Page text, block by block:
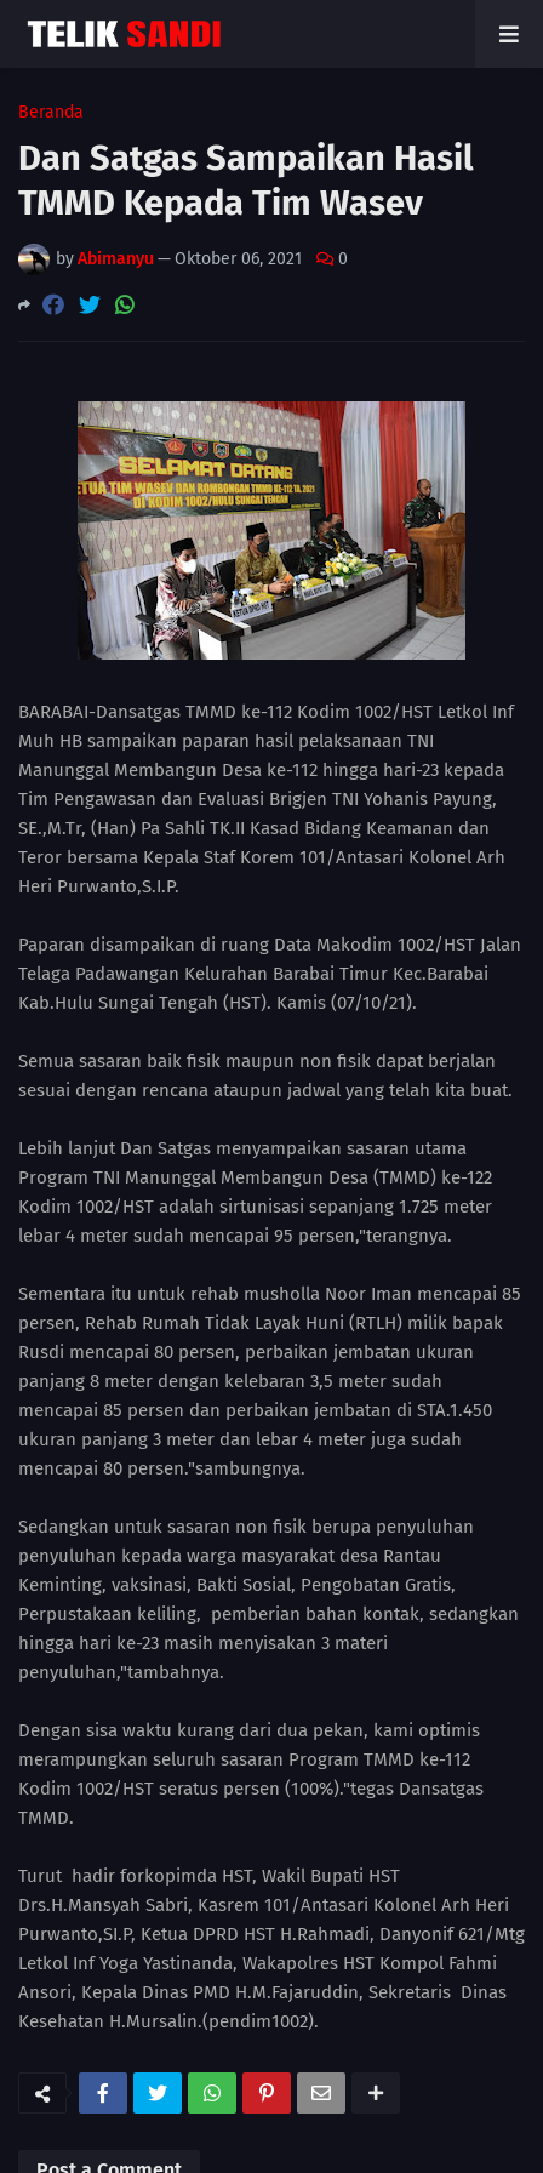
Beranda
Dan Satgas Sampaikan Hasil
TMMD Kepada Tim Wasev
byAbimanyu —Oktober 06, 2021 0
BARABAI-Dansatgas TMMD ke-112 Kodim 1002/HST Letkol Inf
Muh HB sampaikan paparan hasil pelaksanaan TNI
Manunggal Membangun Desa ke-112 hingga hari-23 kepada
Tim Pengawasan dan Evaluasi Brigjen TNI Yohanis Payung,
SE.,M.Tr, (Han) Pa Sahli TK.II Kasad Bidang Keamanan dan
Teror bersama Kepala Staf Korem 101/Antasari Kolonel Arh
Heri Purwanto,S.I.P.
Paparan disampaikan di ruang Data Makodim 1002/HST Jalan
Telaga Padawangan Kelurahan Barabai Timur Kec.Barabai
Kab.Hulu Sungai Tengah (HST). Kamis (07/10/21).
Semua sasaran baik fisik maupun non fisik dapat berjalan
sesuai dengan rencana ataupun jadwal yang telah kita buat.
Lebih lanjut Dan Satgas menyampaikan sasaran utama
Program TNI Manunggal Membangun Desa (TMMD) ke-122
Kodim 1002/HST adalah sirtunisasi sepanjang 1.725 meter
lebar 4 meter sudah mencapai 95 persen,"terangnya.
Sementara itu untuk rehab musholla Noor Iman mencapai 85
persen, Rehab Rumah Tidak Layak Huni (RTLH) milik bapak
Rusdi mencapai 80 persen, perbaikan jembatan ukuran
panjang 8 meter dengan kelebaran 3,5 meter sudah
mencapai 85 persen dan perbaikan jembatan di STA.1.450
ukuran panjang 3 meter dan lebar 4 meter juga sudah
mencapai 80 persen."sambungnya.
Sedangkan untuk sasaran non fisik berupa penyuluhan
penyuluhan kepada warga masyarakat desa Rantau
Keminting, vaksinasi, Bakti Sosial, Pengobatan Gratis,
Perpustakaan keliling, pemberian bahan kontak, sedangkan
hingga hari ke-23 masih menyisakan 3 materi
penyuluhan,"tambahnya.
Dengan sisa waktu kurang dari dua pekan, kami optimis
merampungkan seluruh sasaran Program TMMD ke-112
Kodim 1002/HST seratus persen (100%)."tegas Dansatgas
TMMD.
Turut hadir forkopimda HST, Wakil Bupati HST
Drs.H.Mansyah Sabri, Kasrem 101/Antasari Kolonel Arh Heri
Purwanto,SI.P, Ketua DPRD HST H.Rahmadi, Danyonif 621/Mtg
Letkol Inf Yoga Yastinanda, Wakapolres HST Kompol Fahmi
Ansori, Kepala Dinas PMD H.M.Fajaruddin, Sekretaris Dinas
Kesehatan H.Mursalin.(pendim1002).